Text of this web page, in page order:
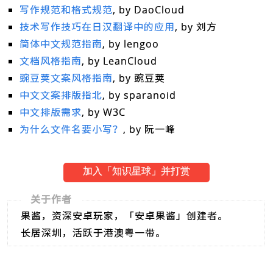
写作规范和格式规范, by DaoCloud
技术写作技巧在日汉翻译中的应用, by 刘方
简体中文规范指南, by lengoo
文档风格指南, by LeanCloud
豌豆荚文案风格指南, by 豌豆荚
中文文案排版指北, by sparanoid
中文排版需求, by W3C
为什么文件名要小写？ , by 阮一峰
加入「知识星球」并打赏
关于作者
果酱，资深安卓玩家，「安卓果酱」创建者。
长居深圳，活跃于港澳粤一带。